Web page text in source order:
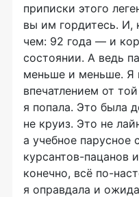
приписки этого
вы им гордитесь. И,
чем: 92 года — и
состоянии. А ведь
меньше и меньше. Я
впечатлением от
я попала. Это была
не круиз. Это не
а учебное парусное
курсантов-пацанов
конечно, всё по-
я оправдала и